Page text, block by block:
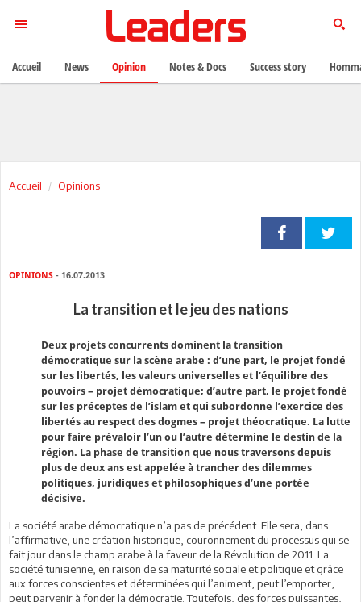
Accueil Opinions
OPINIONS - 16.07.2013
La transition et le jeu des nations
Deux projets concurrents dominent la transition
démocratique sur la scène arabe : d’une part, le projet fondé
sur les libertés, les valeurs universelles et l’équilibre des
pouvoirs – projet démocratique; d’autre part, le projet fondé
sur les préceptes de l’islam et qui subordonne l’exercice des
libertés au respect des dogmes – projet théocratique. La lutte
pour faire prévaloir l’un ou l’autre détermine le destin de la
région. La phase de transition que nous traversons depuis
plus de deux ans est appelée à trancher des dilemmes
politiques, juridiques et philosophiques d’une portée
décisive.
La société arabe démocratique n’a pas de précédent. Elle sera, dans
l’affirmative, une création historique, couronnement du processus qui se
fait jour dans le champ arabe à la faveur de la Révolution de 2011. La
société tunisienne, en raison de sa maturité sociale et politique et grâce
aux forces conscientes et déterminées qui l’animent, peut l’emporter,
peut parvenir à fonder la démocratie. Toutefois, des forces puissantes,
Accueil News Opinion Notes & Docs Success story